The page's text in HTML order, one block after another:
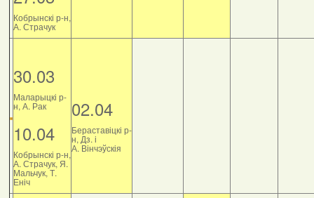
Кобрынскі р-н,
А. Страчук
30.03
Маларыцкі р-
н, А. Рак
10.04
Кобрынскі р-н,
А. Страчук, Я.
Мальчук, Т.
Еніч
02.04
Бераставіцкі р-
н, Дз. і
А. Вінчэўскія